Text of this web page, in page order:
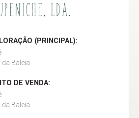
LDA.
(PRINCIPAL):
Baleia
DE VENDA:
Baleia